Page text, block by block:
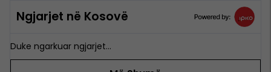
Ngjarjet në Kosovë
Duke ngarkuar ngjarjet…